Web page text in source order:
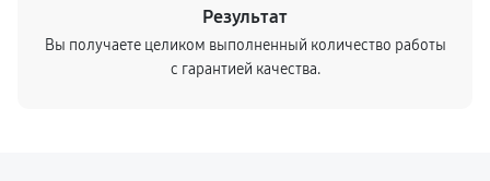
Результат
Вы получаете целиком выполненный количество работы
с гарантией качества.